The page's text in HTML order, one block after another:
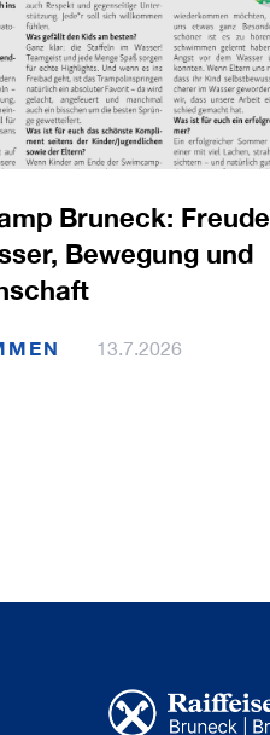
Bruneck: Freude
Bewegung und
13.7.2026